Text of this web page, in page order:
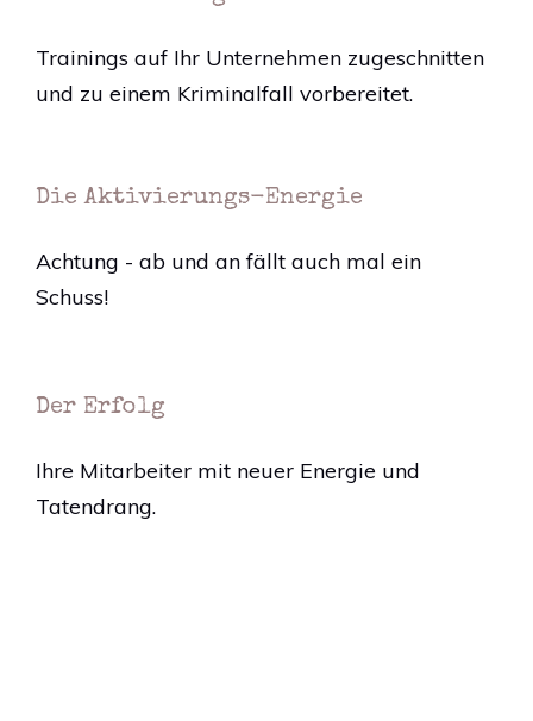
Trainings auf Ihr Unternehmen zugeschnitten
und zu einem Kriminalfall vorbereitet.
Die Aktivierungs-Energie
Achtung - ab und an fällt auch mal ein
Schuss!
Der Erfolg
Ihre Mitarbeiter mit neuer Energie und
Tatendrang.